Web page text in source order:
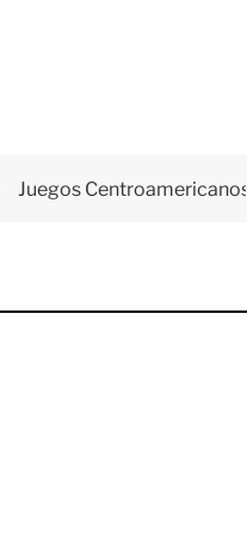
Juegos Centroamericanos